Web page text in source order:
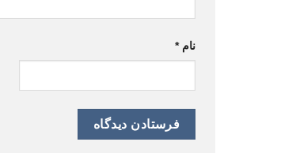
نام*